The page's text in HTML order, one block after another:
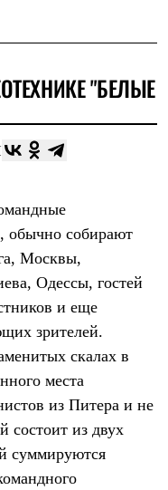
"БЕЛЫЕ
обычно собирают
Москвы,
Одессы, гостей
и еще
зрителей.
скалах в
места
из Питера и не
состоит из двух
суммируются